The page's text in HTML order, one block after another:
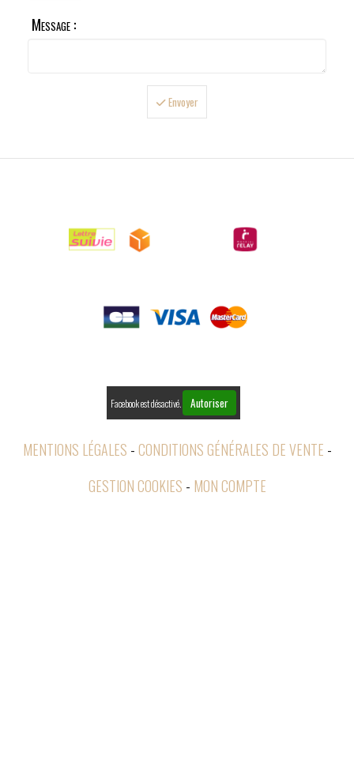
Message :
Envoyer
Facebook est désactivé. Autoriser
MENTIONS LÉGALES CONDITIONS GÉNÉRALES DE VENTE
GESTION COOKIES
MON COMPTE